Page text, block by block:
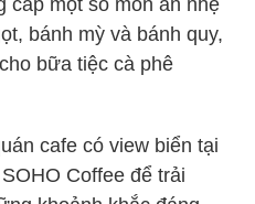
bánh mỳ và bánh quy,
bữa tiệc cà phê
cafe có view biển tại
Coffee để trải